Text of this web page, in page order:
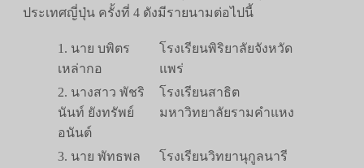
ประเทศญี่ปุ่น ครั้งที่ 4 ดังมีรายนามต่อไปนี้
1. นาย บพิตร
เหล่ากอ
โรงเรียนพิริยาลัยจังหวัด
แพร่
2. นางสาว พัชริ
นันท์ ยังทรัพย์
อนันต์
โรงเรียนสาธิต
มหาวิทยาลัยรามคำแหง
3. นาย พัทธพล
โรงเรียนวิทยานุกูลนารี